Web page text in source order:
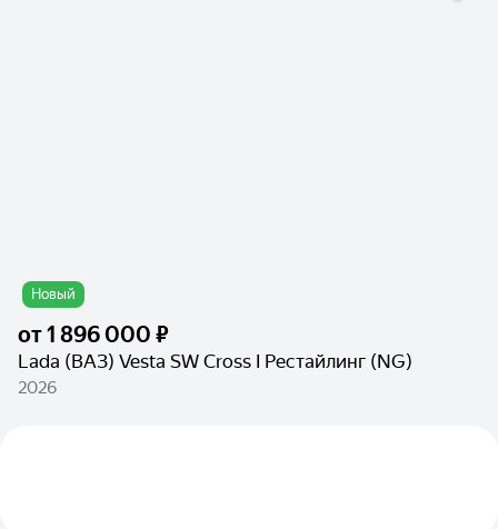
Новый
от1 896 000 ₽
Lada (ВАЗ) Vesta SW Cross I Рестайлинг (NG)
2026